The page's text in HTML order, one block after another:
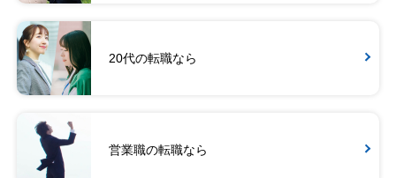
20代の転職なら
営業職の転職なら